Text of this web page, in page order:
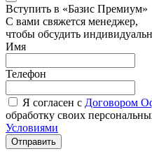
Вступить в «Базис Премиум»
С вами свяжется менеджер,
чтобы обсудить
Имя
Телефон
Я согласен с Договором
обработку своих
Условиями
Отправить